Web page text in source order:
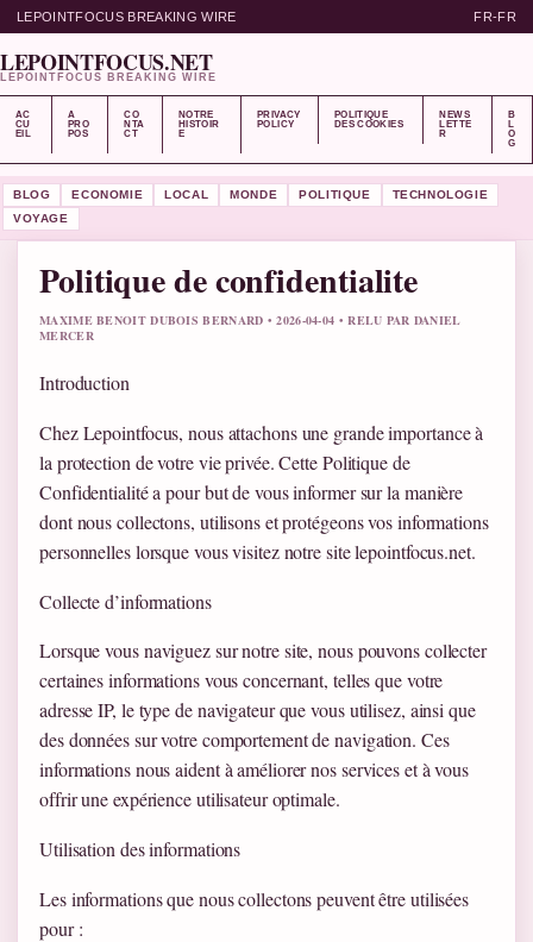
LEPOINTFOCUS BREAKING WIRE FR-FR
LEPOINTFOCUS.NET
LEPOINTFOCUS BREAKING WIRE
AC
CU
EIL
A
PRO
POS
CO
NTA
CT
NOTRE
HISTOIR
E
PRIVACY
POLICY
POLITIQUE
DES COOKIES
NEWS
LETTE
R
B
L
O
G
BLOG ECONOMIE LOCAL MONDE POLITIQUE
TECHNOLOGIE
VOYAGE
Politique de confidentialite
MAXIME BENOIT DUBOIS BERNARD • 2026-04-04 • RELU PAR DANIEL
MERCER
Introduction
Chez Lepointfocus, nous attachons une grande importance à
la protection de votre vie privée. Cette Politique de
Confidentialité a pour but de vous informer sur la manière
dont nous collectons, utilisons et protégeons vos informations
personnelles lorsque vous visitez notre site lepointfocus.net.
Collecte d’informations
Lorsque vous naviguez sur notre site, nous pouvons collecter
certaines informations vous concernant, telles que votre
adresse IP, le type de navigateur que vous utilisez, ainsi que
des données sur votre comportement de navigation. Ces
informations nous aident à améliorer nos services et à vous
offrir une expérience utilisateur optimale.
Utilisation des informations
Les informations que nous collectons peuvent être utilisées
pour :